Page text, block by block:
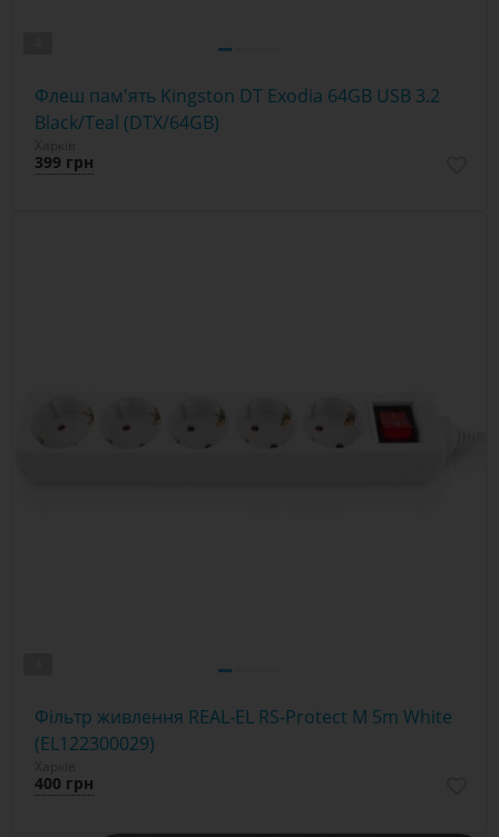
Флеш пам'ять Kingston DT Exodia 64GB USB 3.2
Black/Teal (DTX/64GB)
399 грн
Фільтр живлення REAL-EL RS-Protect M 5m White
(EL122300029)
400 грн